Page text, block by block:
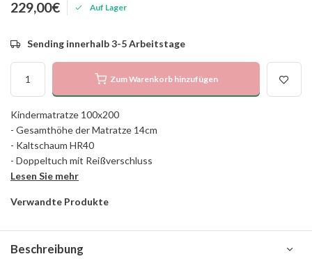
229,00€ Auf Lager
Sending innerhalb 3-5 Arbeitstage
Zum Warenkorb hinzufügen
Kindermatratze 100x200
- Gesamthöhe der Matratze 14cm
- Kaltschaum HR40
- Doppeltuch mit Reißverschluss
Lesen Sie mehr
Verwandte Produkte
Beschreibung